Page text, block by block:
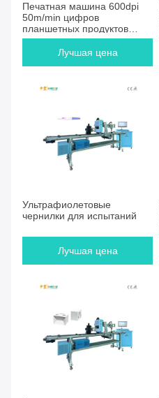
Печатная машина 600dpi
50m/min цифров
планшетных продуктов
струйная
Лучшая цена
Ультрафиолетовые
чернилки для испытаний
Лучшая цена